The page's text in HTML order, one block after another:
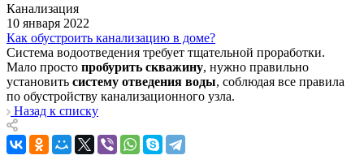
Канализация
10 января 2022
Как обустроить канализацию в доме?
Система водоотведения требует тщательной проработки.
Мало просто пробурить скважину, нужно правильно
установить систему отведения воды, соблюдая все правила
по обустройству канализационного узла.
Назад к списку